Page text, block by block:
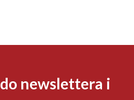
newslettera i